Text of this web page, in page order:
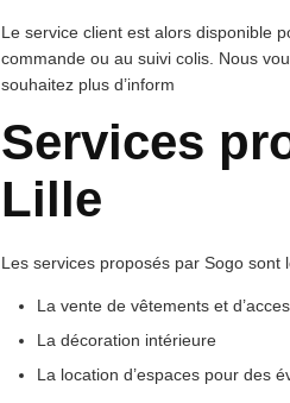
Le service client est alors disponible
commande ou au suivi colis. Nous
souhaitez plus d’inform
Services
Lille
Les services proposés par Sogo sont
La vente de vêtements et
La décoration intérieure
La location d’espaces pour des